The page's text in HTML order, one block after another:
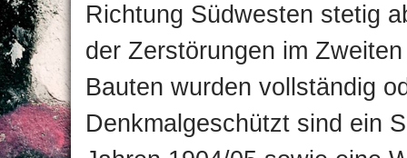
Richtung Südwesten stetig
der Zerstörungen im
Bauten wurden vollständig
Denkmalgeschützt sind ein